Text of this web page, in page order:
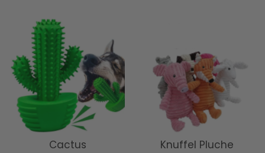
Cactus
Knuffel Pluche